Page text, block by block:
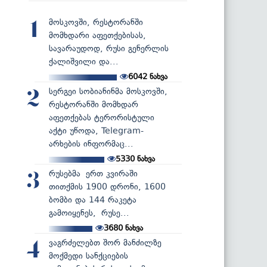
1
მოსკოვში, რესტორანში
მომხდარი აფეთქებისას,
სავარაუდოდ, რუსი გენერლის
ქალიშვილი და...
6042 ნახვა
2
სერგეი სობიანინმა მოსკოვში,
რესტორანში მომხდარ
აფეთქებას ტერორისტული
აქტი უწოდა, Telegram-
არხების ინფორმაც...
5330ნახვა
3
რუსებმა ერთ კვირაში
თითქმის 1900 დრონი, 1600
ბომბი და 144 რაკეტა
გამოიყენეს, რუსე...
3680ნახვა
4
ვაგრძელებთ შორ მანძილზე
მოქმედი სანქციების